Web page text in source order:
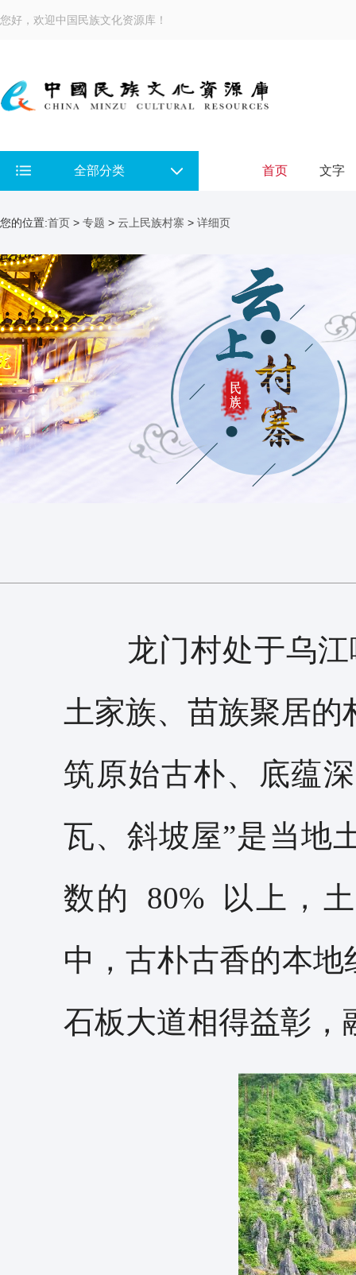
您好，欢迎中国民族文化资源库！
全部分类 首页 文字
您的位置:首页 > 专题 > 云上民族村寨 > 详细页
龙门村处于乌江
土家族、苗族聚居
筑原始古朴、底蕴
瓦、斜坡屋”是当地
数的 80% 以上，
中，古朴古香的本
石板大道相得益彰，